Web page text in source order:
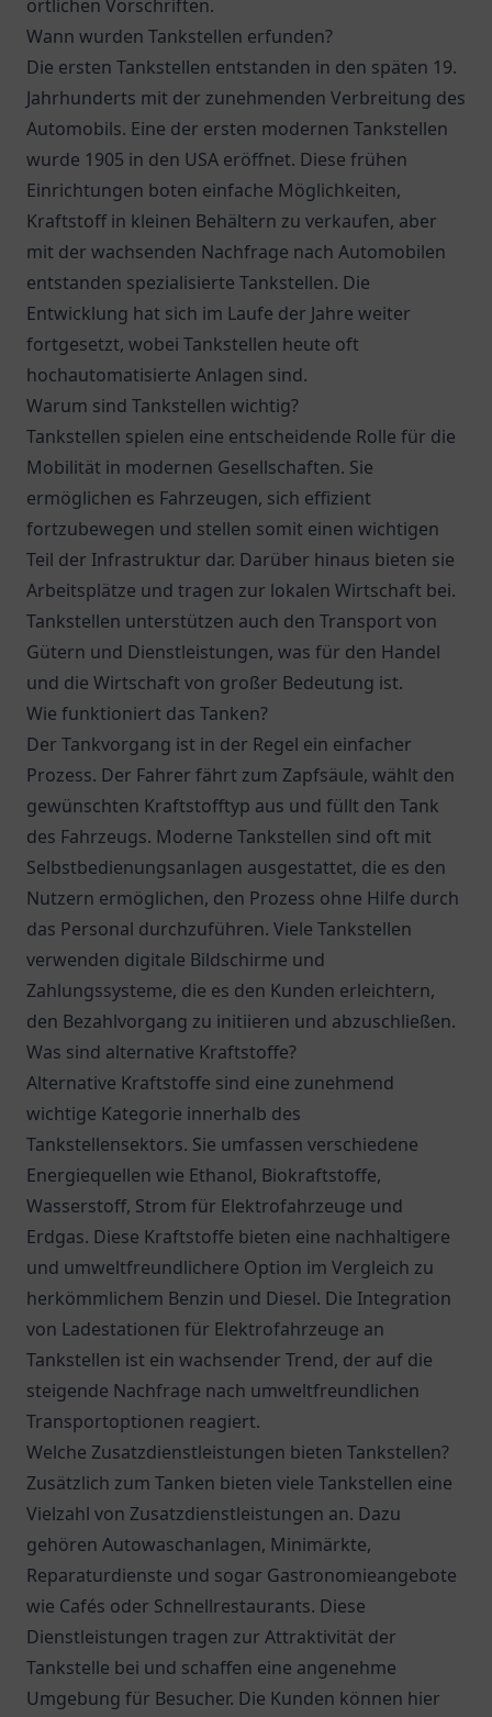
örtlichen Vorschriften.
Wann wurden Tankstellen erfunden?
Die ersten Tankstellen entstanden in den späten 19.
Jahrhunderts mit der zunehmenden Verbreitung des
Automobils. Eine der ersten modernen Tankstellen
wurde 1905 in den USA eröffnet. Diese frühen
Einrichtungen boten einfache Möglichkeiten,
Kraftstoff in kleinen Behältern zu verkaufen, aber
mit der wachsenden Nachfrage nach Automobilen
entstanden spezialisierte Tankstellen. Die
Entwicklung hat sich im Laufe der Jahre weiter
fortgesetzt, wobei Tankstellen heute oft
hochautomatisierte Anlagen sind.
Warum sind Tankstellen wichtig?
Tankstellen spielen eine entscheidende Rolle für die
Mobilität in modernen Gesellschaften. Sie
ermöglichen es Fahrzeugen, sich effizient
fortzubewegen und stellen somit einen wichtigen
Teil der Infrastruktur dar. Darüber hinaus bieten sie
Arbeitsplätze und tragen zur lokalen Wirtschaft bei.
Tankstellen unterstützen auch den Transport von
Gütern und Dienstleistungen, was für den Handel
und die Wirtschaft von großer Bedeutung ist.
Wie funktioniert das Tanken?
Der Tankvorgang ist in der Regel ein einfacher
Prozess. Der Fahrer fährt zum Zapfsäule, wählt den
gewünschten Kraftstofftyp aus und füllt den Tank
des Fahrzeugs. Moderne Tankstellen sind oft mit
Selbstbedienungsanlagen ausgestattet, die es den
Nutzern ermöglichen, den Prozess ohne Hilfe durch
das Personal durchzuführen. Viele Tankstellen
verwenden digitale Bildschirme und
Zahlungssysteme, die es den Kunden erleichtern,
den Bezahlvorgang zu initiieren und abzuschließen.
Was sind alternative Kraftstoffe?
Alternative Kraftstoffe sind eine zunehmend
wichtige Kategorie innerhalb des
Tankstellensektors. Sie umfassen verschiedene
Energiequellen wie Ethanol, Biokraftstoffe,
Wasserstoff, Strom für Elektrofahrzeuge und
Erdgas. Diese Kraftstoffe bieten eine nachhaltigere
und umweltfreundlichere Option im Vergleich zu
herkömmlichem Benzin und Diesel. Die Integration
von Ladestationen für Elektrofahrzeuge an
Tankstellen ist ein wachsender Trend, der auf die
steigende Nachfrage nach umweltfreundlichen
Transportoptionen reagiert.
Welche Zusatzdienstleistungen bieten Tankstellen?
Zusätzlich zum Tanken bieten viele Tankstellen eine
Vielzahl von Zusatzdienstleistungen an. Dazu
gehören Autowaschanlagen, Minimärkte,
Reparaturdienste und sogar Gastronomieangebote
wie Cafés oder Schnellrestaurants. Diese
Dienstleistungen tragen zur Attraktivität der
Tankstelle bei und schaffen eine angenehme
Umgebung für Besucher. Die Kunden können hier